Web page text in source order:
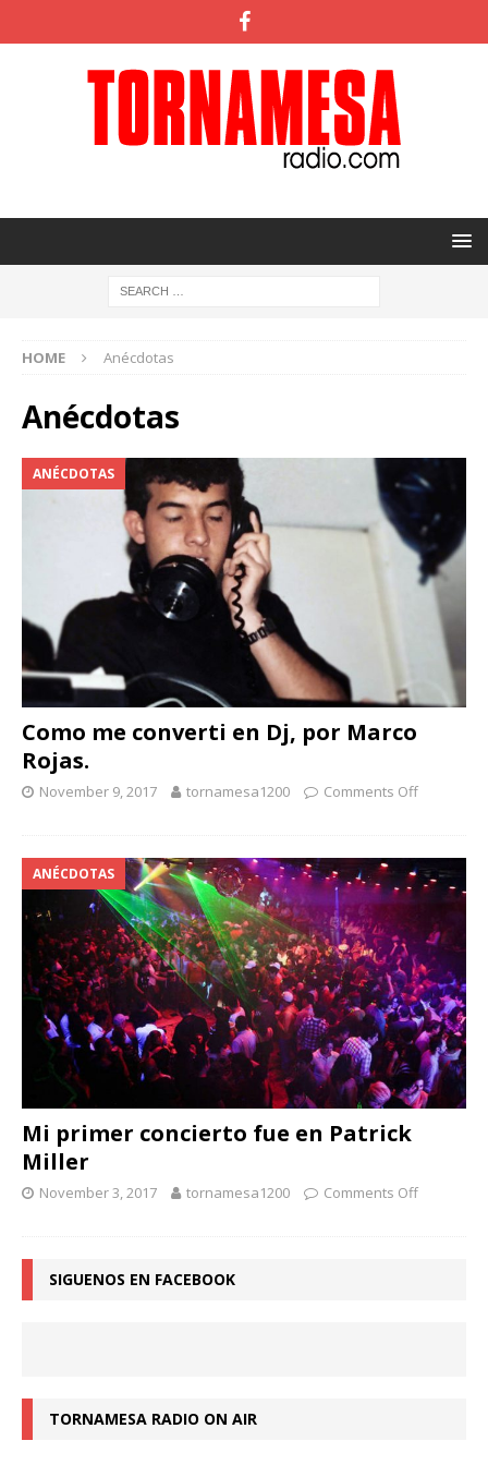
HOME Anécdotas
Anécdotas
ANÉCDOTAS
Como me converti en Dj, por Marco
Rojas.
November 9, 2017 tornamesa1200 Comments Off
ANÉCDOTAS
Mi primer concierto fue en Patrick
Miller
November 3, 2017 tornamesa1200 Comments Off
SIGUENOS EN FACEBOOK
TORNAMESA RADIO ON AIR